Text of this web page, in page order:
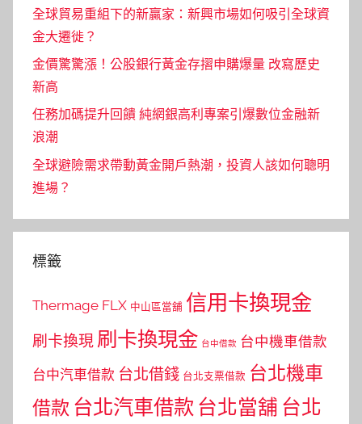
全球貿易重組下的新贏家：新興市場如何吸引全球資
金大遷徙？
金價驚驚漲！公股銀行黃金存摺申購爆量 改寫歷史
新高
任務加碼提升回饋 純網銀高利專案引爆數位金融新
浪潮
全球避險需求帶動黃金開戶熱潮，投資人該如何聰明
進場？
標籤
Thermage FLX 中山區當舖 信用卡換現金
刷卡換現 刷卡換現金 台中借款 台中機車借款
台中汽車借款 台北借錢 台北支票借款 台北機車
借款 台北汽車借款 台北當舖 台北